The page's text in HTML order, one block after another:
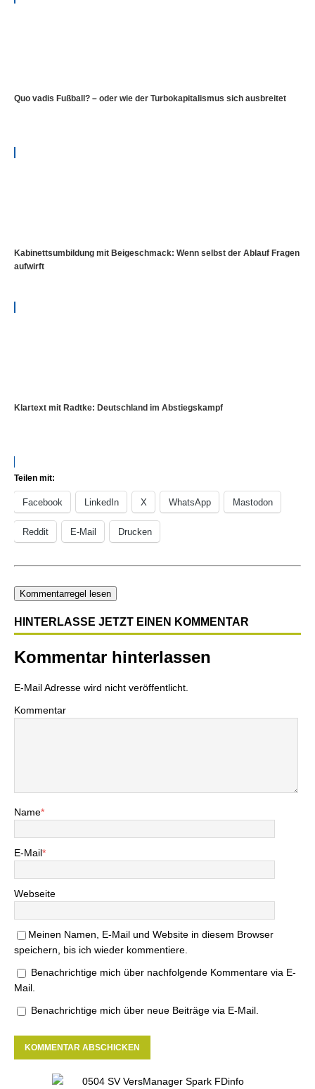
Quo vadis Fußball? – oder wie der Turbokapitalismus sich ausbreitet
Kabinettsumbildung mit Beigeschmack: Wenn selbst der Ablauf Fragen
aufwirft
Klartext mit Radtke: Deutschland im Abstiegskampf
Teilen mit:
Facebook LinkedIn X WhatsApp Mastodon
Reddit E-Mail Drucken
Kommentarregel lesen
HINTERLASSE JETZT EINEN KOMMENTAR
Kommentar hinterlassen
E-Mail Adresse wird nicht veröffentlicht.
Kommentar
Name*
E-Mail*
Webseite
Meinen Namen, E-Mail und Website in diesem Browser
speichern, bis ich wieder kommentiere.
Benachrichtige mich über nachfolgende Kommentare via E-
Mail.
Benachrichtige mich über neue Beiträge via E-Mail.